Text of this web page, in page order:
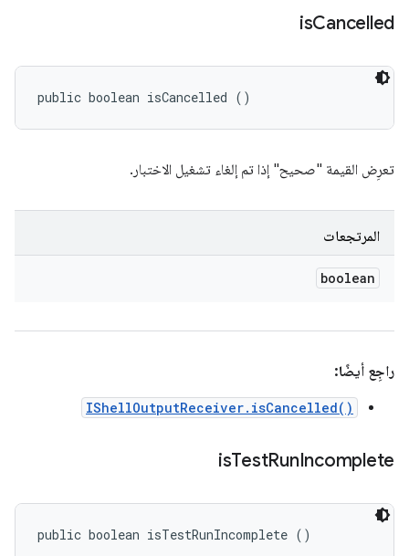
isCancelled
public boolean isCancelled ()
تعرِض القيمة "صحيح" إذا تم إلغاء تشغيل الاختبار.
المرتجعات
boolean
راجِع أيضًا:
IShellOutputReceiver.isCancelled()
isTestRunIncomplete
public boolean isTestRunIncomplete ()